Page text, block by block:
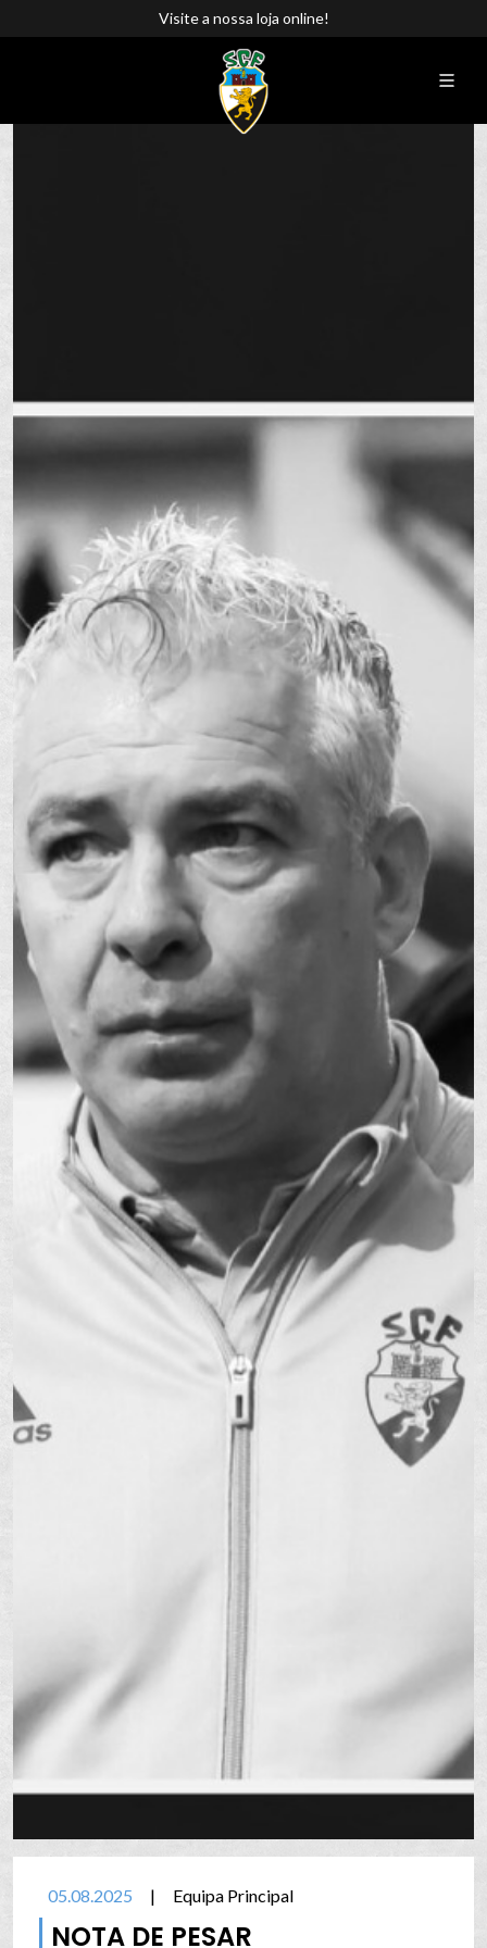
Visite a nossa loja online!
05.08.2025 | Equipa Principal
NOTA DE PESAR